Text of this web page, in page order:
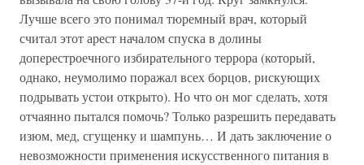
Лучше всего это понимал тюремный врач, который
считал этот арест началом спуска в долины
доперестроечного избирательного террора (который,
однако, неумолимо поражал всех борцов, рискующих
подрывать устои открыто). Но что он мог сделать, хотя
отчаянно пытался помочь? Только разрешить передавать
изюм, мед, сгущенку и шампунь… И дать заключение о
невозможности применения искусственного питания в